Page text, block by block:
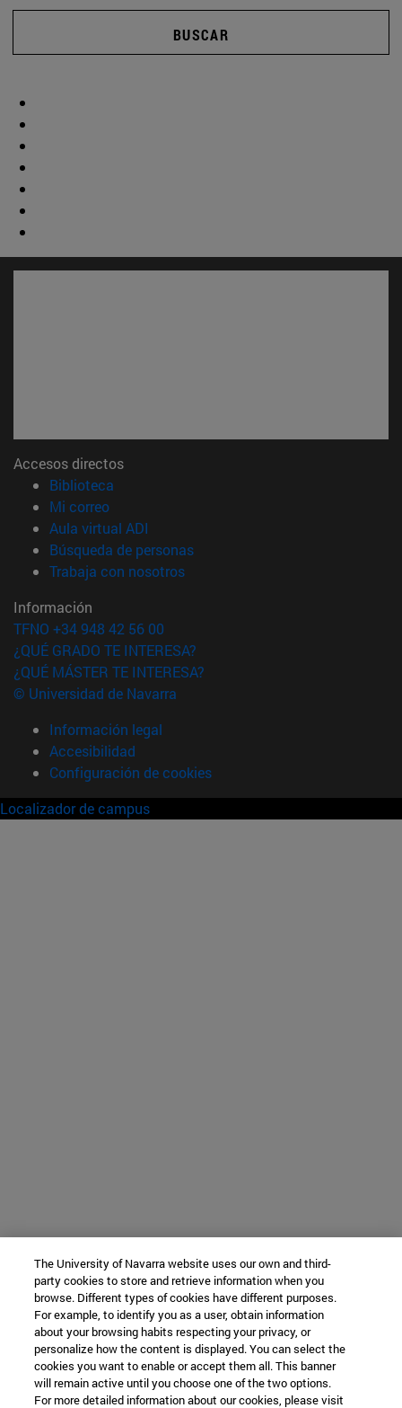
BUSCAR
Accesos directos
Biblioteca
Mi correo(abre en nueva ventana)
Aula virtual ADI
Búsqueda de personas(abre en nueva ventana)
Trabaja con nosotros(abre en nueva ventana)
Información
TFNO +34 948 42 56 00
¿QUÉ GRADO TE INTERESA?
¿QUÉ MÁSTER TE INTERESA?
© Universidad de Navarra
Información legal
Accesibilidad
Configuración de cookies
Localizador de campus
The University of Navarra website uses our own and third-
party cookies to store and retrieve information when you
browse. Different types of cookies have different purposes.
For example, to identify you as a user, obtain information
about your browsing habits respecting your privacy, or
personalize how the content is displayed. You can select the
cookies you want to enable or accept them all. This banner
will remain active until you choose one of the two options.
For more detailed information about our cookies, please visit